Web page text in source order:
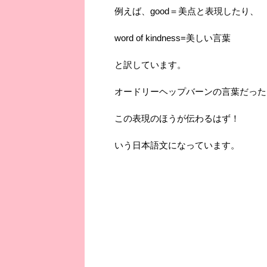
例えば、good＝美点と表現したり、
word of kindness=美しい言葉
と訳しています。
オードリーヘップバーンの言葉だっ
この表現のほうが伝わるはず！
いう日本語文になっています。